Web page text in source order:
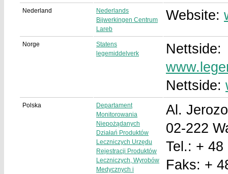
Nederland
Nederlands
Bijwerkingen Centrum
Lareb
Website:
Norge
Statens
legemiddelverk
Nettside:
Nettside:
Polska
Departament
Monitorowania
Niepożądanych
Działań Produktów
Leczniczych Urzędu
Rejestracji Produktów
Leczniczych, Wyrobów
Medycznych i
Al.
02-222
Tel.: + 48
Faks: +